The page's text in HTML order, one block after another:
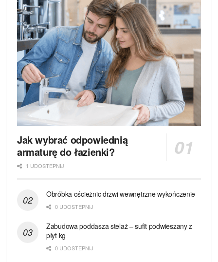
Jak wybrać odpowiednią
armaturę do łazienki?
1 UDOSTEPNIJ
Obróbka ościeżnic drzwi wewnętrzne wykończenie
0 UDOSTEPNIJ
Zabudowa poddasza stelaż – sufit podwieszany z
płyt kg
0 UDOSTEPNIJ